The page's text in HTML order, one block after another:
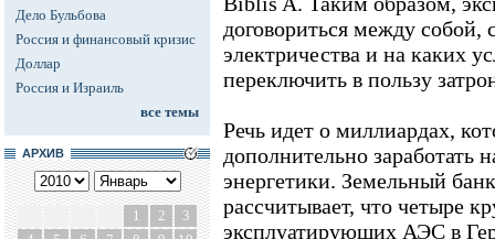
Дело Бульбова
Россия и финансовый кризис
Доллар
Россия и Израиль
все темы
АРХИВ
1 2
3
договориться между собой,
электричества и на каких
переключить в пользу
Речь идет о миллиардах,
дополнительно заработать
энергетики. Земельный
рассчитывает, что четыре
эксплуатирующих АЭС в